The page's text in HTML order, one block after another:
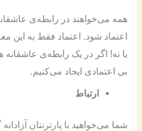
همه می‌خواهند در رابطه‌ی
اعتماد شود. اعتماد فقط به این
یا نه! اگر در یک رابطه‌ی
بی اعتمادی ایجاد می‌کنیم.
ارتباط
شما می‌خواهید با پارترنتان